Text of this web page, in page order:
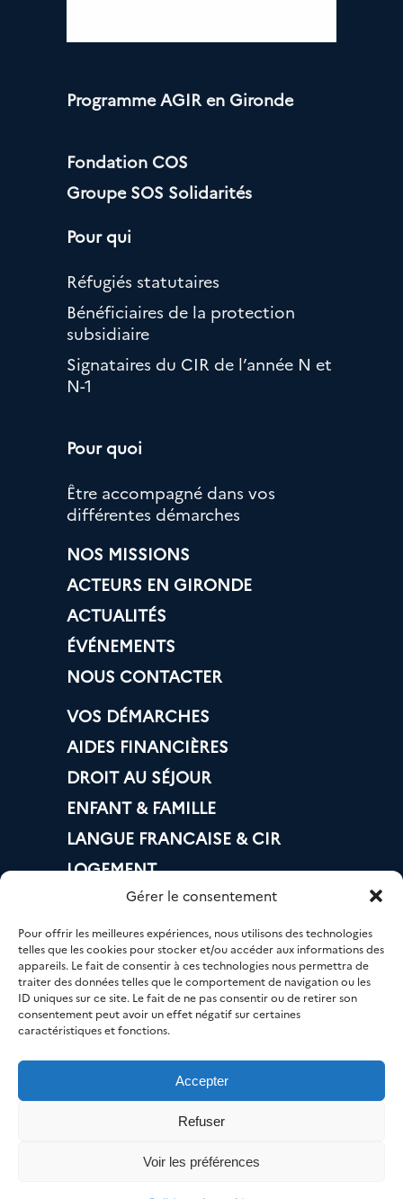
Gérer le consentement
Pour offrir les meilleures expériences, nous utilisons des technologies
telles que les cookies pour stocker et/ou accéder aux informations des
appareils. Le fait de consentir à ces technologies nous permettra de
traiter des données telles que le comportement de navigation ou les
ID uniques sur ce site. Le fait de ne pas consentir ou de retirer son
consentement peut avoir un effet négatif sur certaines
caractéristiques et fonctions.
Accepter
Refuser
Voir les préférences
Programme AGIR en Gironde
Fondation COS
Groupe SOS Solidarités
Pour qui
Réfugiés statutaires
Bénéficiaires de la protection
subsidiaire
Signataires du CIR de l’année N et
N-1
Pour quoi
Être accompagné dans vos
différentes démarches
NOS MISSIONS
ACTEURS EN GIRONDE
ACTUALITÉS
ÉVÉNEMENTS
NOUS CONTACTER
VOS DÉMARCHES
AIDES FINANCIÈRES
DROIT AU SÉJOUR
ENFANT & FAMILLE
LANGUE FRANCAISE & CIR
LOGEMENT
BANQUE & IMPÔTS
MOBILITÉ
EMPLOI
NUMÉRIQUE
SANTÉ
© AGIR 33 – Tous droits réservés.
Mentions légales/ Création